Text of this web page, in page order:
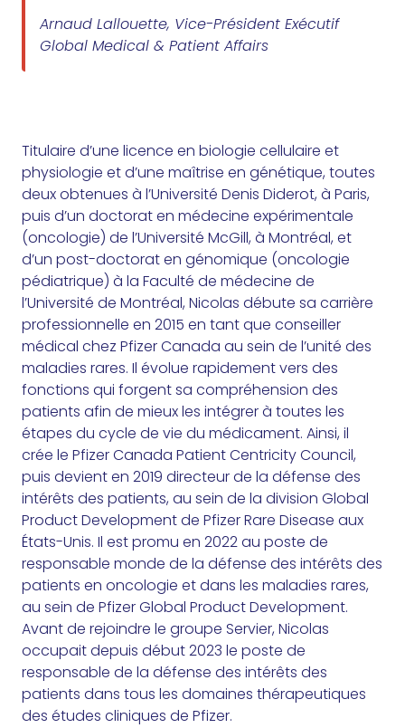
Arnaud Lallouette, Vice-Président Exécutif
Global Medical & Patient Affairs
Titulaire d’une licence en biologie cellulaire et
physiologie et d’une maîtrise en génétique, toutes
deux obtenues à l’Université Denis Diderot, à Paris,
puis d’un doctorat en médecine expérimentale
(oncologie) de l’Université McGill, à Montréal, et
d’un post-doctorat en génomique (oncologie
pédiatrique) à la Faculté de médecine de
l’Université de Montréal, Nicolas débute sa carrière
professionnelle en 2015 en tant que conseiller
médical chez Pfizer Canada au sein de l’unité des
maladies rares. Il évolue rapidement vers des
fonctions qui forgent sa compréhension des
patients afin de mieux les intégrer à toutes les
étapes du cycle de vie du médicament. Ainsi, il
crée le Pfizer Canada Patient Centricity Council,
puis devient en 2019 directeur de la défense des
intérêts des patients, au sein de la division Global
Product Development de Pfizer Rare Disease aux
États-Unis. Il est promu en 2022 au poste de
responsable monde de la défense des intérêts des
patients en oncologie et dans les maladies rares,
au sein de Pfizer Global Product Development.
Avant de rejoindre le groupe Servier, Nicolas
occupait depuis début 2023 le poste de
responsable de la défense des intérêts des
patients dans tous les domaines thérapeutiques
des études cliniques de Pfizer.